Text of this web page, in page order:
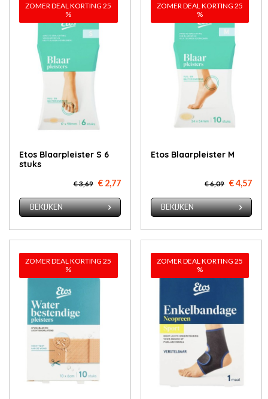
ZOMER DEAL KORTING 25
%
Etos Blaar­pleis­ter S 6
stuks
€ 3,69 € 2,77
BEKIJKEN
ZOMER DEAL KORTING 25
%
Etos Blaar­pleis­ter M
€ 6,09 € 4,57
BEKIJKEN
ZOMER DEAL KORTING 25
%
ZOMER DEAL KORTING 25
%